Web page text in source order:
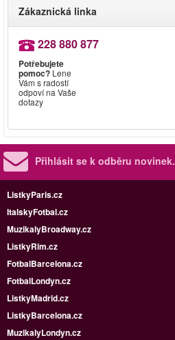
Zákaznická linka
228 880 877
Potřebujete
pomoc?Lene
Vám s radostí
odpoví na Vaše
dotazy
Přihlásit se k odběru novinek.
ListkyParis.cz
ItalskyFotbal.cz
MuzikalyBroadway.cz
ListkyRim.cz
FotbalBarcelona.cz
FotbalLondyn.cz
ListkyMadrid.cz
ListkyBarcelona.cz
MuzikalyLondyn.cz